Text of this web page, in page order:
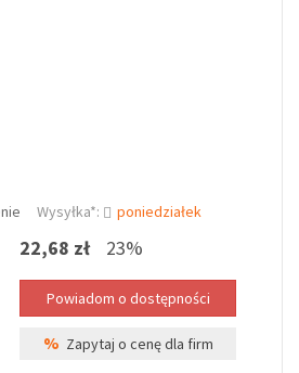
Wysyłka*: poniedziałek
22,68 zł 23%
% Zapytaj o cenę dla firm